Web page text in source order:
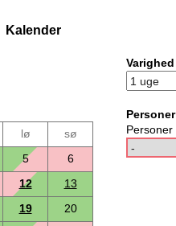
Kalender
lø
sø
5
6
12
13
19
20
Varighed
Personer
Personer